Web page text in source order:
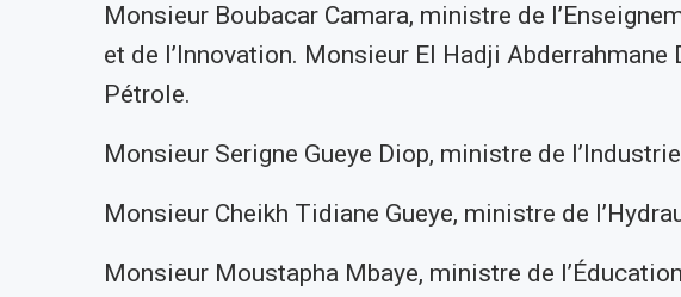
Monsieur Boubacar Camara, ministre de
et de l’Innovation. Monsieur El Hadji Abderrahmane
Pétrole.
Monsieur Serigne Gueye Diop, ministre de
Monsieur Cheikh Tidiane Gueye, ministre de
Monsieur Moustapha Mbaye, ministre de